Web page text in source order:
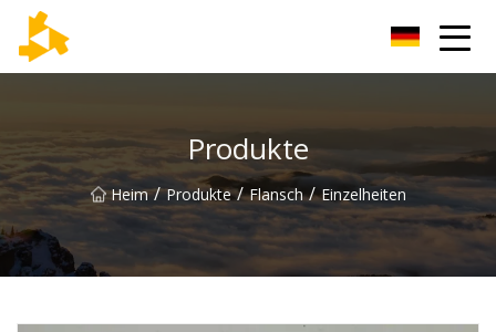
Produkte
Heim / Produkte / Flansch / Einzelheiten